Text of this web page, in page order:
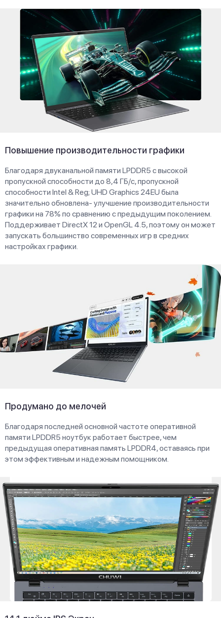
Повышение производительности графики
Благодаря двуканальной памяти LPDDR5 с высокой
пропускной способности до 8,4 ГБ/с, пропускной
способности Intel & Reg; UHD Graphics 24EU была
значительно обновлена- улучшение производительности
графики на 78% по сравнению с предыдущим поколением.
Поддерживает DirectX 12 и OpenGL 4.5, поэтому он может
запускать большинство современных игр в средних
настройках графики.
Продумано до мелочей
Благодаря последней основной частоте оперативной
памяти LPDDR5 ноутбук работает быстрее, чем
предыдущая оперативная память LPDDR4, оставаясь при
этом эффективным и надежным помощником.